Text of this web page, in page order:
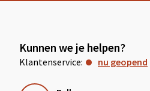
Kunnen we je helpen?
Klantenservice: nu geopend